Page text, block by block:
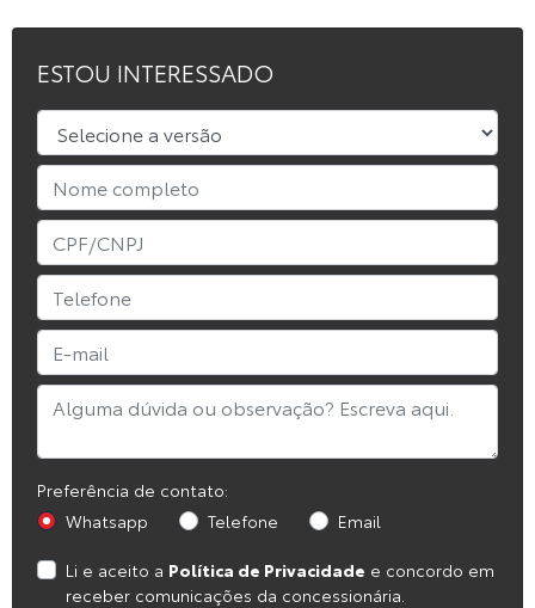
ESTOU INTERESSADO
Preferência de contato:
Whatsapp
Telefone Email
Li e aceito a Política de Privacidade e concordo em
receber comunicações da concessionária.